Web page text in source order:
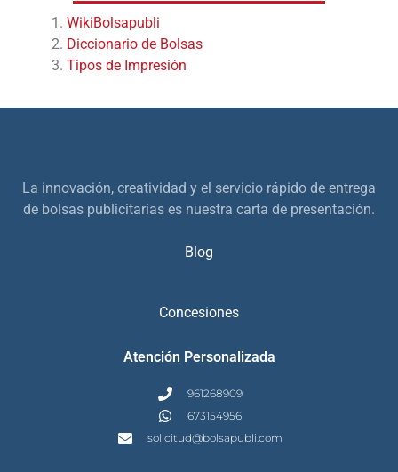
WikiBolsapubli
Diccionario de Bolsas
Tipos de Impresión
La innovación, creatividad y el servicio rápido de entrega
de bolsas publicitarias es nuestra carta de presentación.
Blog
Concesiones
Atención Personalizada
961268909
673154956
solicitud@bolsapubli.com